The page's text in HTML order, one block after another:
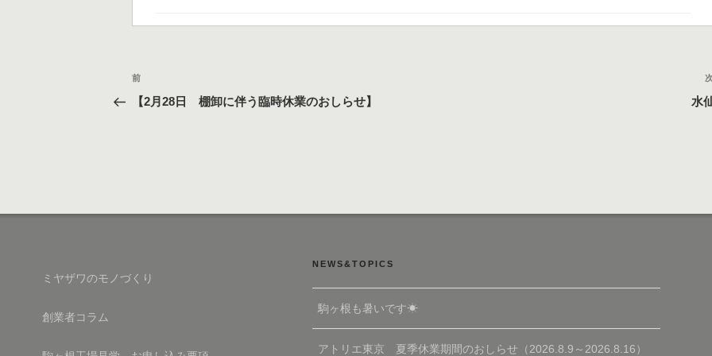
投
稿
過
去
前
【2月28日 棚卸に伴う臨時休業のおしらせ】 水
ミヤザワのモノづくり
創業者コラム
NEWS&TOPICS
駒ヶ根も暑いです☀
アトリエ東京 夏季休業期間のおしらせ（2026.8.9～2026.8.16）